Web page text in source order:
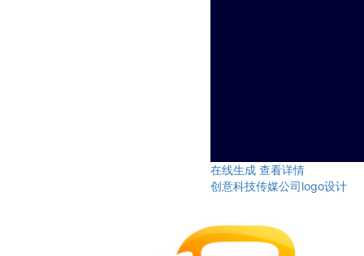
在线生成 查看详情
创意科技传媒公司logo设计